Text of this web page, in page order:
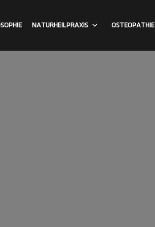
NATURHEILPRAXIS OSTEOPATHIE